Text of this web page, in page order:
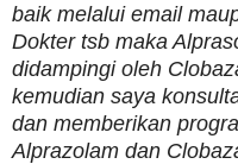
baik melalui email
Dokter tsb maka
didampingi oleh
kemudian saya
dan memberikan
Alprazolam dan